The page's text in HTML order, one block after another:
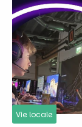
Vie locale